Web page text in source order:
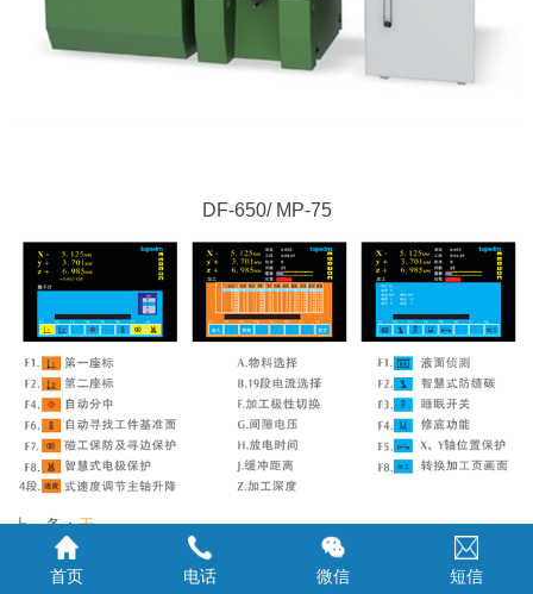
DF-650/ MP-75
上一条：无
下一条：
首页 电话 微信 短信